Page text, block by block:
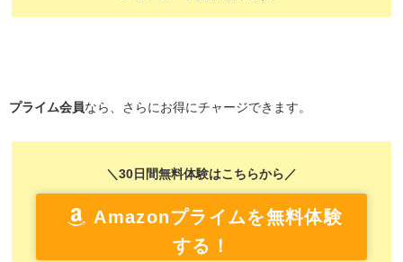
プライム会員なら、さらにお得にチャージできます。
＼30日間無料体験はこちらから／
Amazonプライムを無料体験
する！